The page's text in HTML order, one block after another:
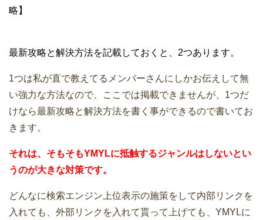
略】
最新攻略と解決方法を記載しておくと、2つあります。
1つは私が直で教えてるメンバーさんにしかお伝えして無
い強力な方法なので、ここでは掲載できませんが、1つだ
けなら最新攻略と解決方法を書く事ができるので書いてお
きます。
それは、そもそもYMYLに抵触するジャンルはしないとい
うのが大きな対策です。
どんなに検索エンジン上位表示の施策をして内部リンクを
入れても、外部リンクを入れて貰って上げても、YMYLに